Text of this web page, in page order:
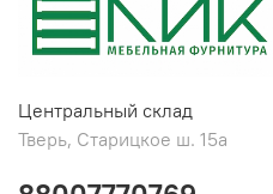
Центральный склад
Тверь, Старицкое ш. 15а